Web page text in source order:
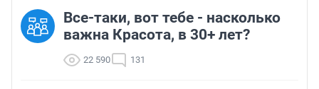
Все-таки, вот тебе - насколько
важна Красота, в 30+ лет?
22 590 131